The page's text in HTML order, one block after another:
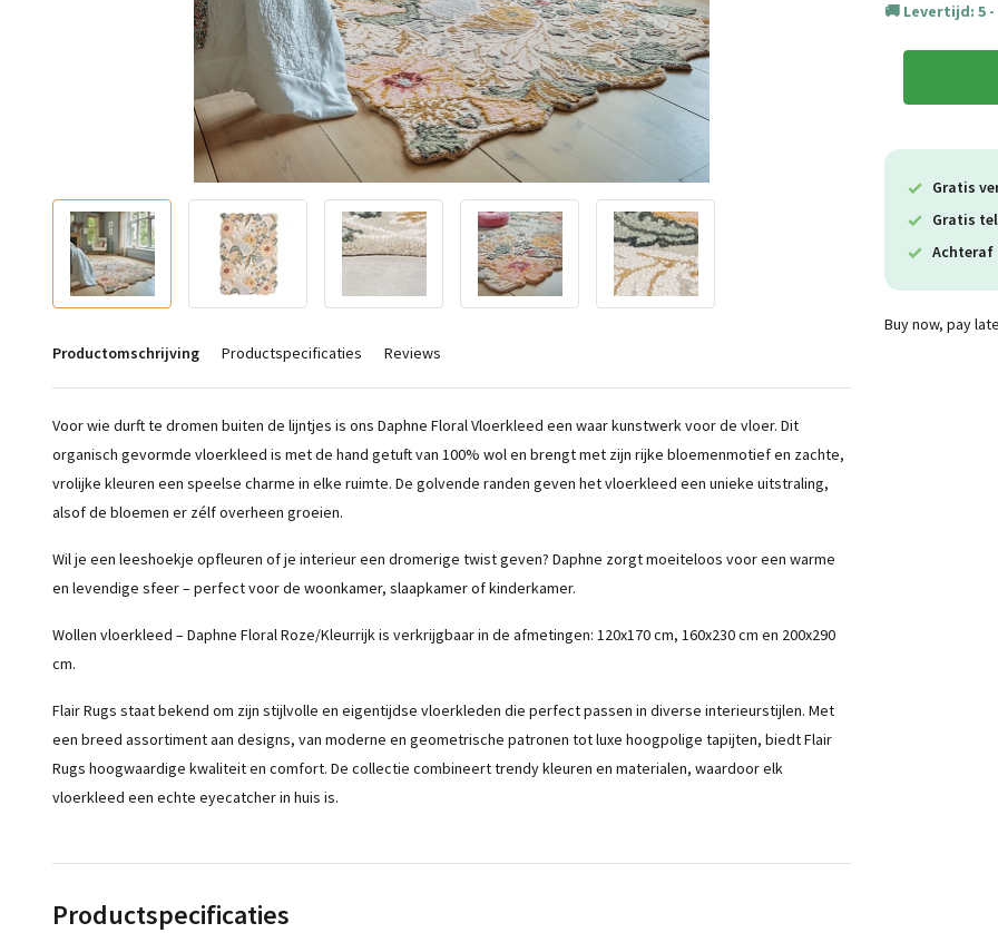
Productomschrijving Productspecificaties Reviews
Voor wie durft te dromen buiten de lijntjes is ons Daphne Floral Vloerkleed een waar kunstwerk voor de vloer. Dit
organisch gevormde vloerkleed is met de hand getuft van 100% wol en brengt met zijn rijke bloemenmotief en zachte,
vrolijke kleuren een speelse charme in elke ruimte. De golvende randen geven het vloerkleed een unieke uitstraling,
alsof de bloemen er zélf overheen groeien.
Wil je een leeshoekje opfleuren of je interieur een dromerige twist geven? Daphne zorgt moeiteloos voor een warme
en levendige sfeer – perfect voor de woonkamer, slaapkamer of kinderkamer.
Wollen vloerkleed – Daphne Floral Roze/Kleurrijk is verkrijgbaar in de afmetingen: 120x170 cm, 160x230 cm en 200x290
cm.
Flair Rugs staat bekend om zijn stijlvolle en eigentijdse vloerkleden die perfect passen in diverse interieurstijlen. Met
een breed assortiment aan designs, van moderne en geometrische patronen tot luxe hoogpolige tapijten, biedt Flair
Rugs hoogwaardige kwaliteit en comfort. De collectie combineert trendy kleuren en materialen, waardoor elk
vloerkleed een echte eyecatcher in huis is.
Productspecificaties
Levertijd: 5
Buy now, pay
Gratis
Gratis
Achteraf